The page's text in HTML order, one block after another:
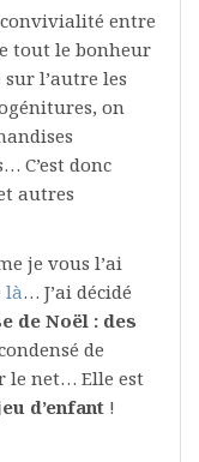
convivialité entre
tout le bonheur
l’autre les
on
C’est donc
autres
je vous l’ai
là… J’ai décidé
de Noël : des
de
le net… Elle est
d’enfant !